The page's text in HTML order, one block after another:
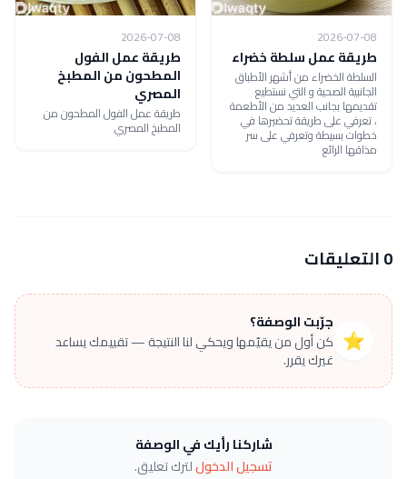
2026-07-08
طريقة عمل سلطة خضراء
السلطة الخضراء من أشهر الأطباق
الجانبية الصحية و التي نستطيع
تقديمها بجانب العديد من الأطعمة
، تعرفي على طريقة تحضيرها في
خطوات بسيطة وتعرفي على سر
مذاقها الرائع
2026-07-08
طريقة عمل الفول
المطحون من المطبخ
المصري
طريقة عمل الفول المطحون من
المطبخ المصري
0 التعليقات
⭐
جرّبت الوصفة؟
كن أول من يقيّمها ويحكي لنا النتيجة — تقييمك يساعد
غيرك يقرر.
شاركنا رأيك في الوصفة
تسجيل الدخوللترك تعليق.